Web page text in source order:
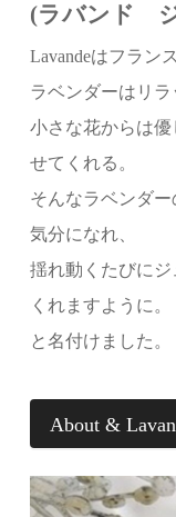
(ラバンド ジ
Lavandeはフラン
ラベンダーはリラ
小さな花からは
せてくれる。
そんなラベンダ
気分になれ、
揺れ動くたびに
くれますように。
と名付けました。
About &